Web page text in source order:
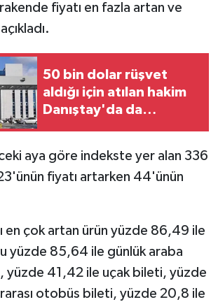
fiyatı en fazla artan ve
50 bin dolar rüşvet
aldığı için atılan hakim
Danıştay'da da
aya göre indekste yer alan 336
fiyatı artarken 44'ünün
en çok artan ürün yüzde 86,49 ile
yüzde 85,64 ile günlük araba
yüzde 41,42 ile uçak bileti, yüzde
otobüs bileti, yüzde 20,8 ile